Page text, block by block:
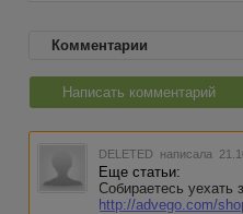
Комментарии
Написать комментарий
DELETED написала
Еще статьи:
Собираетесь уехать
http://advego.com/